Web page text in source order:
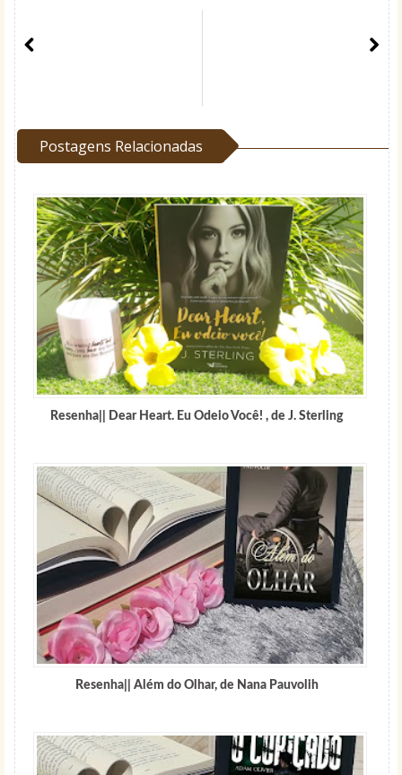
Postagens Relacionadas
Resenha|| Dear Heart. Eu Odeio Você! , de J. Sterling
Resenha|| Além do Olhar, de Nana Pauvolih